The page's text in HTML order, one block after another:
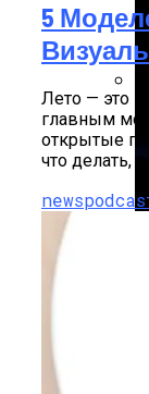
5
Лето — это
главным
открытые
что делать,